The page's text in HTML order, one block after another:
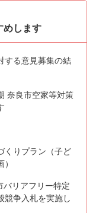
めします
する意見募集の結
奈良市空家等対策
くりプラン（子ど
バリアフリー特定
競争入札を実施し